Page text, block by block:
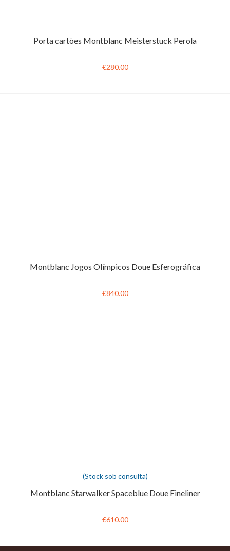
Porta cartões Montblanc Meisterstuck Perola
€280.00
Montblanc Jogos Olímpicos Doue Esferográfica
€840.00
(Stock sob consulta)
Montblanc Starwalker Spaceblue Doue Fineliner
€610.00